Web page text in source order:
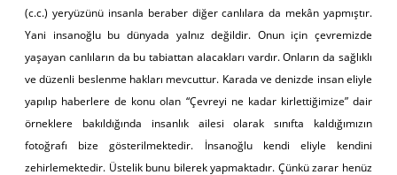
(c.c.) yeryüzünü insanla beraber diğer canlılara da mekân yapmıştır.
Yani insanoğlu bu dünyada yalnız değildir. Onun için çevremizde
yaşayan canlıların da bu tabiattan alacakları vardır. Onların da sağlıklı
ve düzenli beslenme hakları mevcuttur. Karada ve denizde insan eliyle
yapılıp haberlere de konu olan “Çevreyi ne kadar kirlettiğimize” dair
örneklere bakıldığında insanlık ailesi olarak sınıfta kaldığımızın
fotoğrafı bize gösterilmektedir. İnsanoğlu kendi eliyle kendini
zehirlemektedir. Üstelik bunu bilerek yapmaktadır. Çünkü zarar henüz